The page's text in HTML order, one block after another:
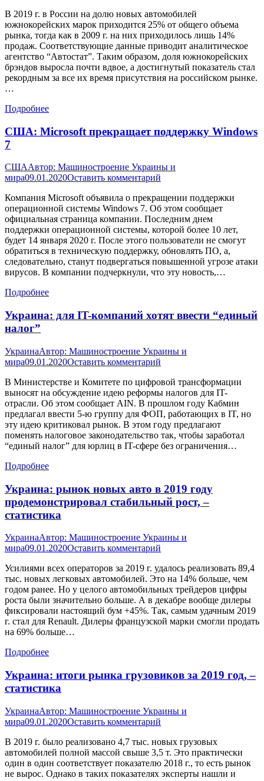
В 2019 г. в России на долю новых автомобилей
южнокорейских марок приходится 25% от общего объема
рынка, тогда как в 2009 г. на них приходилось лишь 14%
продаж. Соответствующие данные приводит аналитическое
агентство “Автостат”. Таким образом, доля южнокорейских
брэндов выросла почти вдвое, а достигнутый показатель стал
рекордным за все их время присутствия на российском рынке.
…
Подробнее
США: Microsoft прекращает поддержку Windows
7
СШААвтор: Машиностроение Украины и
мира09.01.2020Оставить комментарий
Компания Microsoft объявила о прекращении поддержки
операционной системы Windows 7. Об этом сообщает
официальная страница компании. Последним днем
поддержки операционной системы, которой более 10 лет,
будет 14 января 2020 г. После этого пользователи не смогут
обратиться в техническую поддержку, обновлять ПО, а,
следовательно, станут подвергаться повышенной угрозе атаки
вирусов. В компании подчеркнули, что эту новость,…
Подробнее
Украина: для IT-компаний хотят ввести “единый
налог”
УкраинаАвтор: Машиностроение Украины и
мира09.01.2020Оставить комментарий
В Министерстве и Комитете по цифровой трансформации
выносят на обсуждение идею реформы налогов для IT-
отрасли. Об этом сообщает AIN. В прошлом году Кабмин
предлагал ввести 5-ю группу для ФОП, работающих в IT, но
эту идею критиковал рынок. В этом году предлагают
поменять налоговое законодательство так, чтобы заработал
“единый налог” для юрлиц в IT-сфере без ограничения…
Подробнее
Украина: рынок новых авто в 2019 году
продемонстрировал стабильный рост, –
статистика
УкраинаАвтор: Машиностроение Украины и
мира09.01.2020Оставить комментарий
Усилиями всех операторов за 2019 г. удалось реализовать 89,4
тыс. новых легковых автомобилей. Это на 14% больше, чем
годом ранее. Но у целого автомобильных трейдеров цифры
роста были значительно больше. А в декабре вообще дилеры
фиксировали настоящий бум +45%. Так, самым удачным 2019
г. стал для Renault. Дилеры французской марки смогли продать
на 69% больше…
Подробнее
Украина: итоги рынка грузовиков за 2019 год, –
статистика
УкраинаАвтор: Машиностроение Украины и
мира09.01.2020Оставить комментарий
В 2019 г. было реализовано 4,7 тыс. новых грузовых
автомобилей полной массой свыше 3,5 т. Это практически
один в один соответствует показателю 2018 г., то есть рынок
не вырос. Однако в таких показателях эксперты нашли и